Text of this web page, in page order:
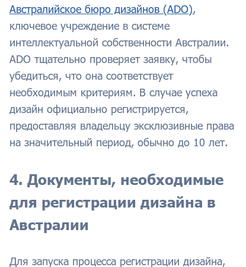
Австралийское бюро дизайнов (ADO),
ключевое учреждение в системе
интеллектуальной собственности Австралии.
ADO тщательно проверяет заявку, чтобы
убедиться, что она соответствует
необходимым критериям. В случае успеха
дизайн официально регистрируется,
предоставляя владельцу эксклюзивные права
на значительный период, обычно до 10 лет.
4. Документы, необходимые
для регистрации дизайна в
Австралии
Для запуска процесса регистрации дизайна,